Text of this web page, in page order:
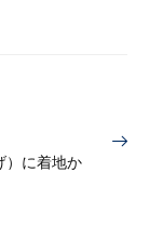
）に着地か